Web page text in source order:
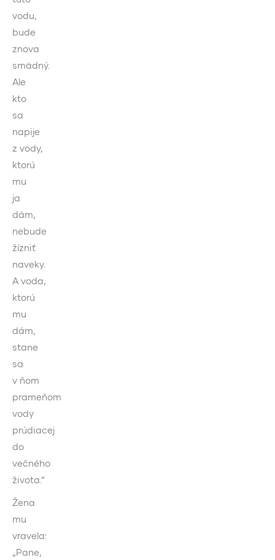
vodu,
bude
znova
smädný.
Ale
kto
sa
napije
z vody,
ktorú
mu
ja
dám,
nebude
žízniť
naveky.
A voda,
ktorú
mu
dám,
stane
sa
v ňom
prameňom
vody
prúdiacej
do
večného
života.“
Žena
mu
vravela:
„Pane,